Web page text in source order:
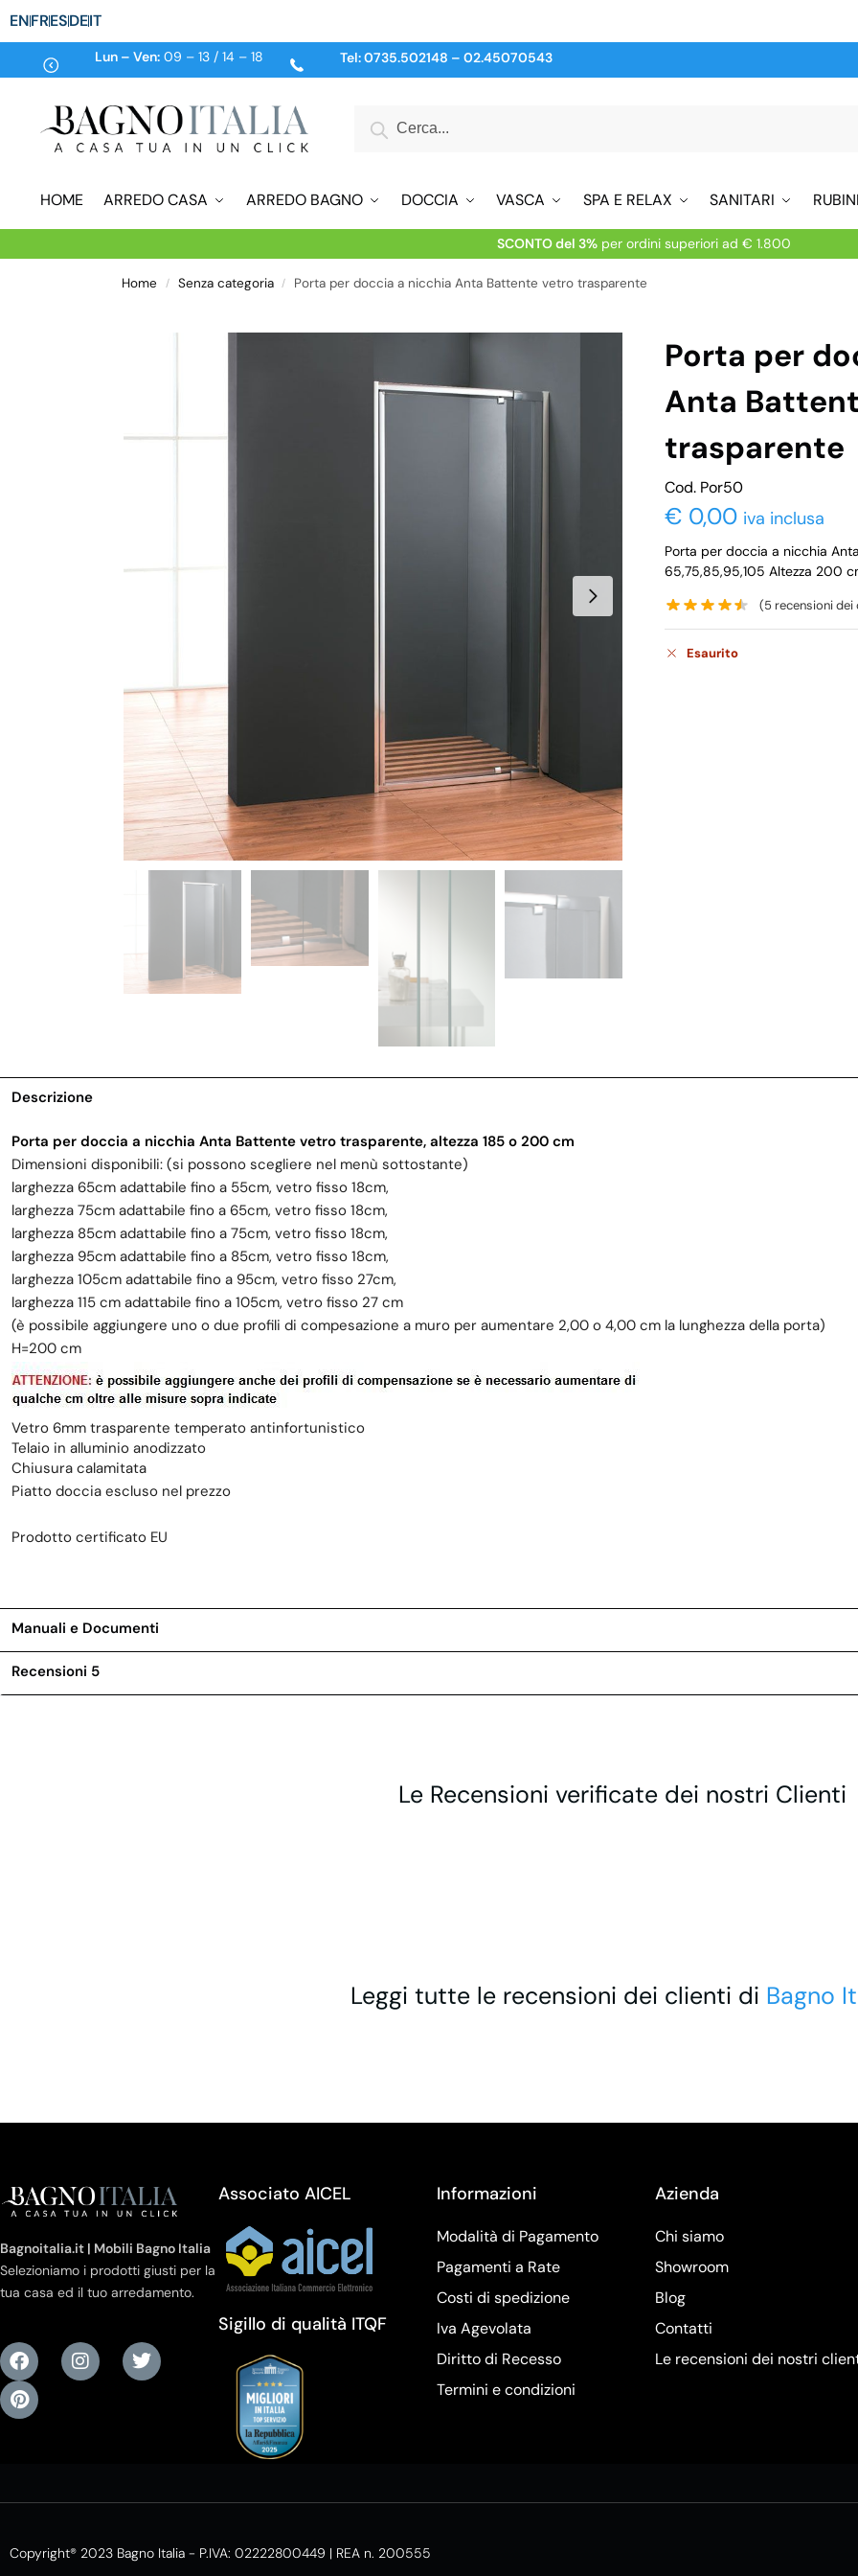
ENFRESDEIT
Lun – Ven:09 – 13 / 14 – 18 Tel:0735.502148 – 02.45070543
HOME ARREDO CASA ARREDO BAGNO DOCCIA VASCA SPA E RELAX SANITARI
SCONTO del 3%per ordini superiori ad € 1.800
Home / Senza categoria / Porta per doccia a nicchia Anta Battente vetro trasparente
Porta per
Anta
trasparente
Cod. Por50
€ 0,00 iva inclusa
Porta per doccia a nicchia
65,75,85,95,105 Altezza 200
(5 recensioni dei
Esaurito
Descrizione
Porta per doccia a nicchia Anta Battente vetro trasparente, altezza 185 o 200 cm
Dimensioni disponibili: (si possono scegliere nel menù sottostante)
larghezza 65cm adattabile fino a 55cm, vetro fisso 18cm,
larghezza 75cm adattabile fino a 65cm, vetro fisso 18cm,
larghezza 85cm adattabile fino a 75cm, vetro fisso 18cm,
larghezza 95cm adattabile fino a 85cm, vetro fisso 18cm,
larghezza 105cm adattabile fino a 95cm, vetro fisso 27cm,
larghezza 115 cm adattabile fino a 105cm, vetro fisso 27 cm
(è possibile aggiungere uno o due profili di compesazione a muro per aumentare 2,00 o 4,00 cm la lunghezza della porta)
H=200 cm
Vetro 6mm trasparente temperato antinfortunistico
Telaio in alluminio anodizzato
Chiusura calamitata
Piatto doccia escluso nel prezzo
Prodotto certificato EU
Manuali e Documenti
Recensioni 5
Le Recensioni verificate dei nostri Clienti
Leggi tutte le recensioni dei clienti di Bagno
Bagnoitalia.it | Mobili Bagno Italia
Selezioniamo i prodotti giusti per la
tua casa ed il tuo arredamento.
Associato AICEL
Sigillo di qualità ITQF
Informazioni
Modalità di Pagamento
Pagamenti a Rate
Costi di spedizione
Iva Agevolata
Diritto di Recesso
Termini e condizioni
Azienda
Chi siamo
Showroom
Blog
Contatti
Le recensioni dei nostri
Copyright® 2023 Bagno Italia - P.IVA: 02222800449 | REA n. 200555